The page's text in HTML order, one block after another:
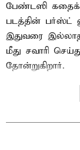
பேண்டஸி
படத்தின் பர்ஸ்ட்
இதுவரை
மீது சவாரி
தோன்றுகிறார்.